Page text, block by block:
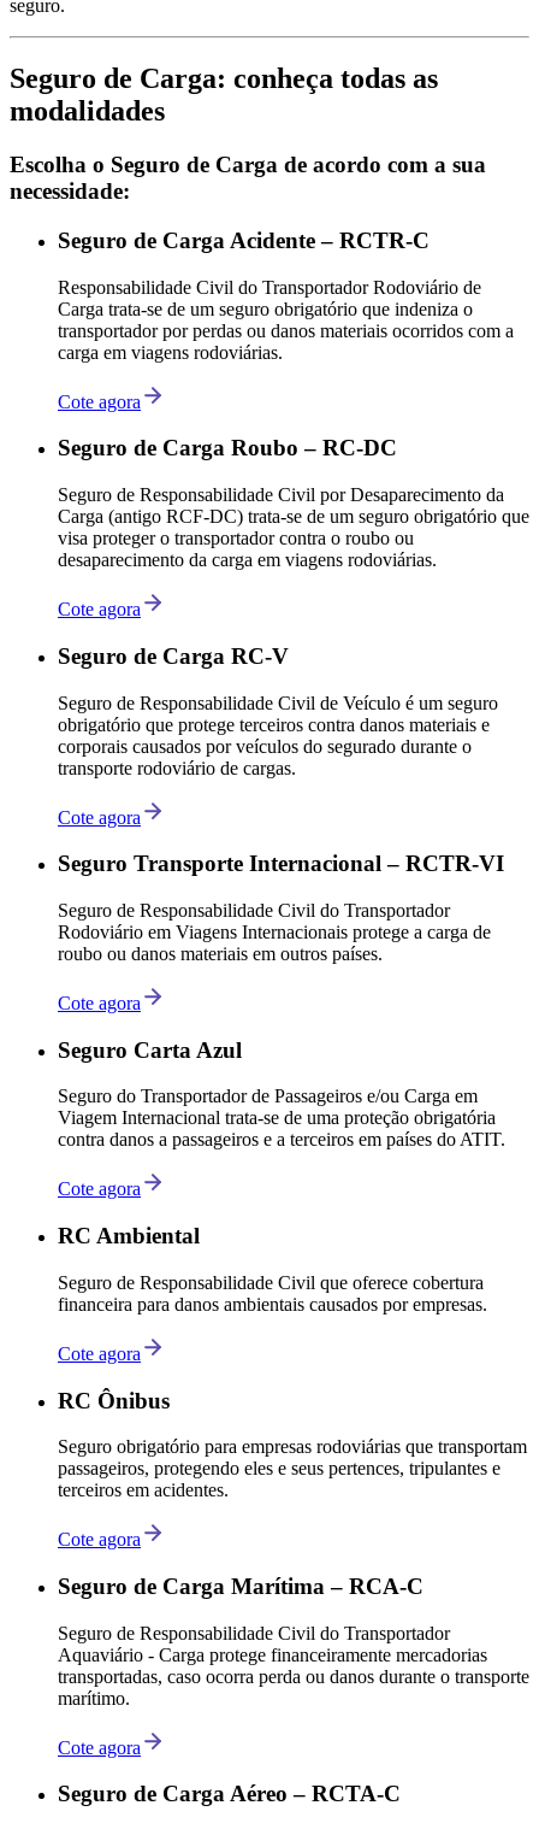
seguro.
Seguro de Carga: conheça todas as
modalidades
Escolha o Seguro de Carga de acordo com a sua
necessidade:
Seguro de Carga Acidente – RCTR-C
Responsabilidade Civil do Transportador Rodoviário de
Carga trata-se de um seguro obrigatório que indeniza o
transportador por perdas ou danos materiais ocorridos com a
carga em viagens rodoviárias.
Cote agora
Seguro de Carga Roubo – RC-DC
Seguro de Responsabilidade Civil por Desaparecimento da
Carga (antigo RCF-DC) trata-se de um seguro obrigatório que
visa proteger o transportador contra o roubo ou
desaparecimento da carga em viagens rodoviárias.
Cote agora
Seguro de Carga RC-V
Seguro de Responsabilidade Civil de Veículo é um seguro
obrigatório que protege terceiros contra danos materiais e
corporais causados por veículos do segurado durante o
transporte rodoviário de cargas.
Cote agora
Seguro Transporte Internacional – RCTR-VI
Seguro de Responsabilidade Civil do Transportador
Rodoviário em Viagens Internacionais protege a carga de
roubo ou danos materiais em outros países.
Cote agora
Seguro Carta Azul
Seguro do Transportador de Passageiros e/ou Carga em
Viagem Internacional trata-se de uma proteção obrigatória
contra danos a passageiros e a terceiros em países do ATIT.
Cote agora
RC Ambiental
Seguro de Responsabilidade Civil que oferece cobertura
financeira para danos ambientais causados por empresas.
Cote agora
RC Ônibus
Seguro obrigatório para empresas rodoviárias que transportam
passageiros, protegendo eles e seus pertences, tripulantes e
terceiros em acidentes.
Cote agora
Seguro de Carga Marítima – RCA-C
Seguro de Responsabilidade Civil do Transportador
Aquaviário - Carga protege financeiramente mercadorias
transportadas, caso ocorra perda ou danos durante o transporte
marítimo.
Cote agora
Seguro de Carga Aéreo – RCTA-C